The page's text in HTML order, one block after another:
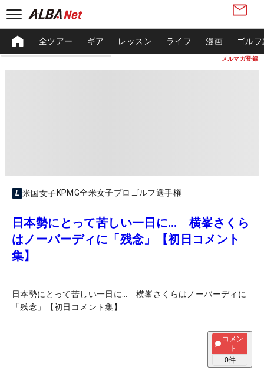
メルマガ登録
全ツアー ギア レッスン ライフ 漫画 ゴル
米国女子KPMG全米女子プロゴルフ選手権
日本勢にとって苦しい一日に… 横峯さくら
はノーバーディに「残念」【初日コメント
集】
日本勢にとって苦しい一日に… 横峯さくらはノーバーディに
「残念」【初日コメント集】
コメン
ト
0件